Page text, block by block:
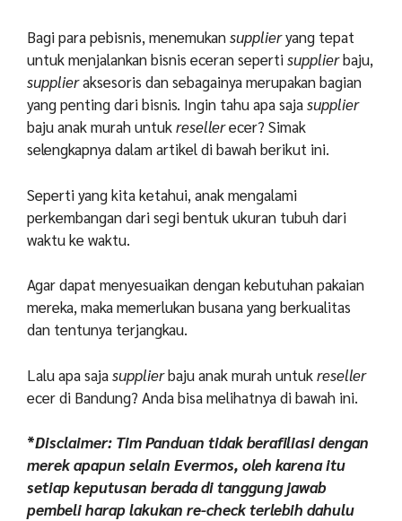
Bagi para pebisnis, menemukansupplieryang tepat
untuk menjalankan bisnis eceran sepertisupplierbaju,
supplieraksesoris dan sebagainya merupakan bagian
yang penting dari bisnis. Ingin tahu apa sajasupplier
baju anak murah untukresellerecer? Simak
selengkapnya dalam artikel di bawah berikut ini.
Seperti yang kita ketahui, anak mengalami
perkembangan dari segi bentuk ukuran tubuh dari
waktu ke waktu.
Agar dapat menyesuaikan dengan kebutuhan pakaian
mereka, maka memerlukan busana yang berkualitas
dan tentunya terjangkau.
Lalu apa sajasupplierbaju anak murah untukreseller
ecer di Bandung? Anda bisa melihatnya di bawah ini.
*Disclaimer: Tim Panduan tidak berafiliasi dengan
merek apapun selain Evermos, oleh karena itu
setiap keputusan berada di tanggung jawab
pembeli harap lakukan re-check terlebih dahulu